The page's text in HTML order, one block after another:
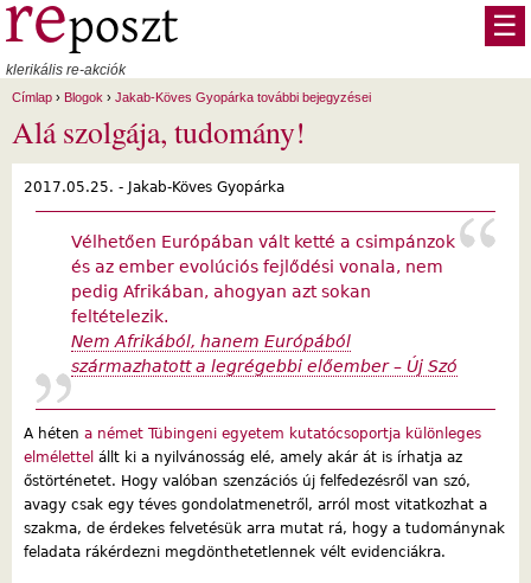
Ugrás a tartalomra
klerikális re-akciók
☰
Címlap › Blogok › Jakab-Köves Gyopárka további bejegyzései
Alá szolgája, tudomány!
2017.05.25. - Jakab-Köves Gyopárka
Vélhetően Európában vált ketté a csimpánzok
és az ember evolúciós fejlődési vonala, nem
pedig Afrikában, ahogyan azt sokan
feltételezik.
Nem Afrikából, hanem Európából
származhatott a legrégebbi előember – Új Szó
A héten a német Tübingeni egyetem kutatócsoportja különleges
elmélettel állt ki a nyilvánosság elé, amely akár át is írhatja az
őstörténetet. Hogy valóban szenzációs új felfedezésről van szó,
avagy csak egy téves gondolatmenetről, arról most vitatkozhat a
szakma, de érdekes felvetésük arra mutat rá, hogy a tudománynak
feladata rákérdezni megdönthetetlennek vélt evidenciákra.